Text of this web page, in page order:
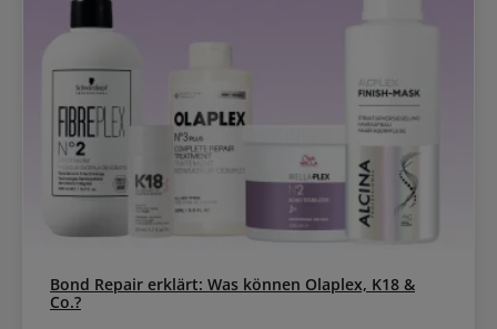
Bond Repair erklärt: Was können Olaplex, K18 &
Co.?